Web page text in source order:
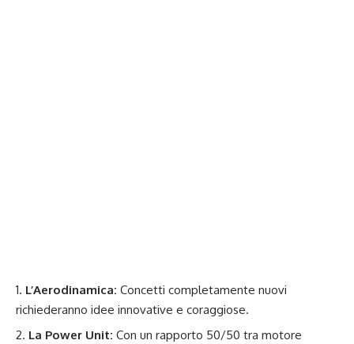
L’Aerodinamica: Concetti completamente nuovi
richiederanno idee innovative e coraggiose.
La Power Unit: Con un rapporto 50/50 tra motore